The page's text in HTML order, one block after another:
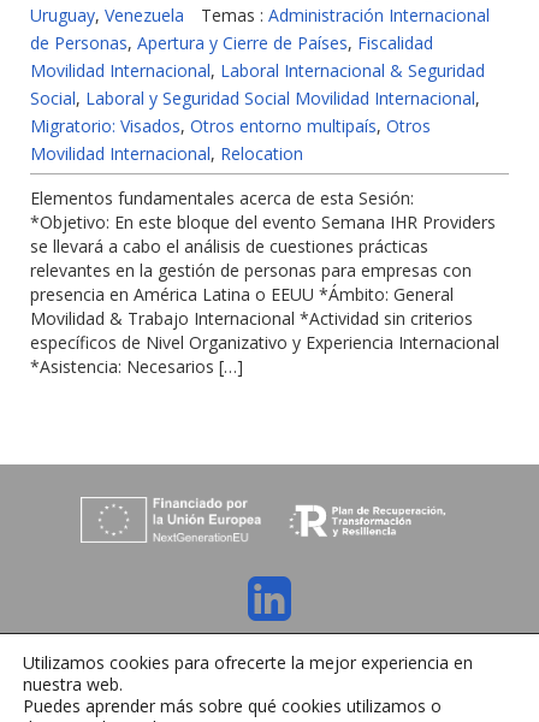
Uruguay, Venezuela Temas : Administración Internacional
de Personas, Apertura y Cierre de Países, Fiscalidad
Movilidad Internacional, Laboral Internacional & Seguridad
Social, Laboral y Seguridad Social Movilidad Internacional,
Migratorio: Visados, Otros entorno multipaís, Otros
Movilidad Internacional, Relocation
Elementos fundamentales acerca de esta Sesión:
*Objetivo: En este bloque del evento Semana IHR Providers
se llevará a cabo el análisis de cuestiones prácticas
relevantes en la gestión de personas para empresas con
presencia en América Latina o EEUU *Ámbito: General
Movilidad & Trabajo Internacional *Actividad sin criterios
específicos de Nivel Organizativo y Experiencia Internacional
*Asistencia: Necesarios […]
C/ Orense 6, 36970 Sanxenxo, Pontevedra
Tlfno:+34 986 72 35 64| E-mail: info@ihrmeeting.com
Utilizamos cookies para ofrecerte la mejor experiencia en
nuestra web.
Puedes aprender más sobre qué cookies utilizamos o